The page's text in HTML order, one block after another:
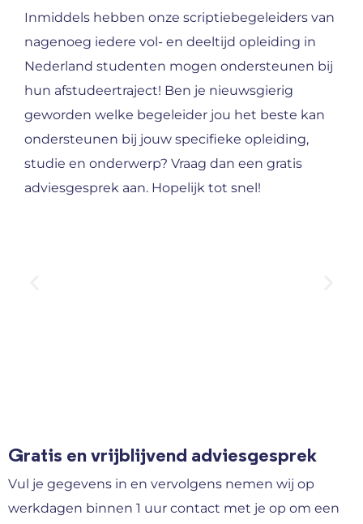
Inmiddels hebben onze scriptiebegeleiders van
nagenoeg iedere vol- en deeltijd opleiding in
Nederland studenten mogen ondersteunen bij
hun afstudeertraject! Ben je nieuwsgierig
geworden welke begeleider jou het beste kan
ondersteunen bij jouw specifieke opleiding,
studie en onderwerp? Vraag dan een gratis
adviesgesprek aan. Hopelijk tot snel!
Gratis en vrijblijvend adviesgesprek
Vul je gegevens in en vervolgens nemen wij op
werkdagen binnen 1 uur contact met je op om een